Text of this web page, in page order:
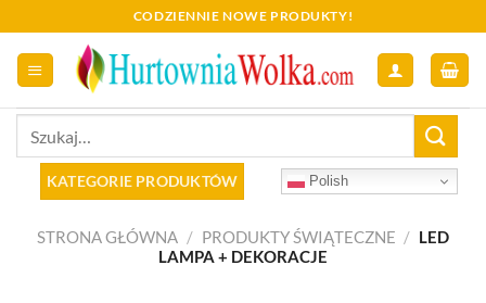
to
content
CODZIENNIE NOWE PRODUKTY!
KATEGORIE PRODUKTÓW Polish
STRONA GŁÓWNA / PRODUKTY ŚWIĄTECZNE / LED
LAMPA + DEKORACJE